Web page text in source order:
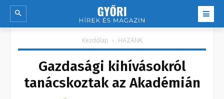
Kezdőlap HAZÁNK
Gazdasági kihívásokról
tanácskoztak az Akadémián